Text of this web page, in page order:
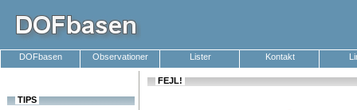
DOFbasen Observationer Lister Kontakt
TIPS
FEJL!